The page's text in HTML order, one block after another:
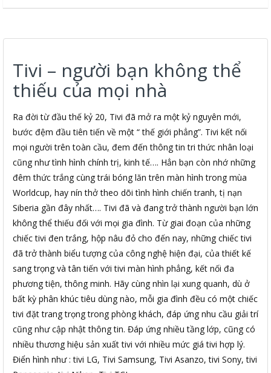
Tivi – người bạn không thể
thiếu của mọi nhà
Ra đời từ đầu thế kỷ 20, Tivi đã mở ra một kỷ nguyên mới,
bước đệm đầu tiên tiến về một “ thế giới phẳng”. Tivi kết nối
mọi người trên toàn cầu, đem đến thông tin tri thức nhân loại
cũng như tình hình chính trị, kinh tế…. Hẳn bạn còn nhớ những
đêm thức trắng cùng trái bóng lăn trên màn hình trong mùa
Worldcup, hay nín thở theo dõi tình hình chiến tranh, tị nạn
Siberia gần đây nhất…. Tivi đã và đang trở thành người bạn lớn
không thể thiếu đối với mọi gia đình. Từ giai đoạn của những
chiếc tivi đen trắng, hộp nâu đỏ cho đến nay, những chiếc tivi
đã trở thành biểu tượng của công nghệ hiện đại, của thiết kế
sang trọng và tân tiến với tivi màn hình phẳng, kết nối đa
phương tiện, thông minh. Hãy cùng nhìn lại xung quanh, dù ở
bất kỳ phân khúc tiêu dùng nào, mỗi gia đình đều có một chiếc
tivi đặt trang trọng trong phòng khách, đáp ứng nhu cầu giải trí
cũng như cập nhật thông tin. Đáp ứng nhiều tầng lớp, cũng có
nhiều thương hiệu sản xuất tivi với nhiều mức giá tivi hợp lý.
Điển hình như : tivi LG, Tivi Samsung, Tivi Asanzo, tivi Sony, tivi